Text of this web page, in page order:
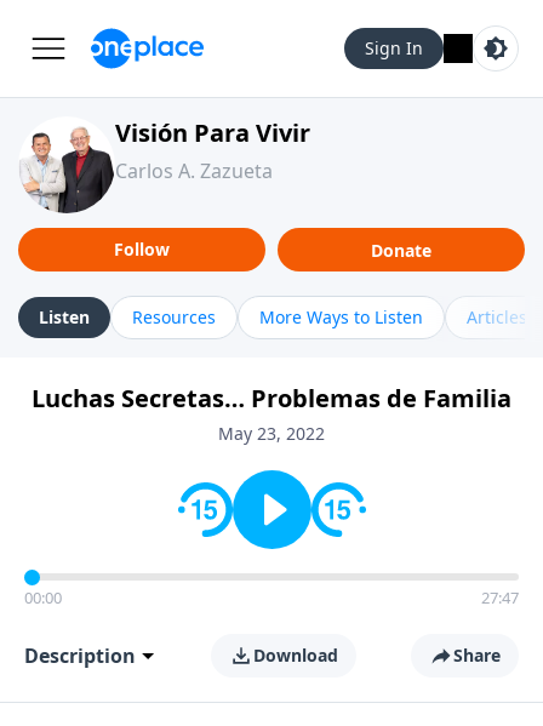
Sign In
Visión Para Vivir
Carlos A. Zazueta
Follow Donate
Listen Resources More Ways to Listen Articles
Luchas Secretas… Problemas de Familia
May 23, 2022
00:00 27:47
Description Download Share